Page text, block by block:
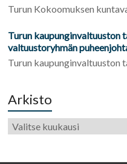
Turun Kokoomuksen
Turun kaupunginvaltuuston
valtuustoryhmän
Turun kaupunginvaltuuston
Arkisto